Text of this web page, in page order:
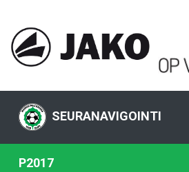
SEURANAVIGOINTI
P2017